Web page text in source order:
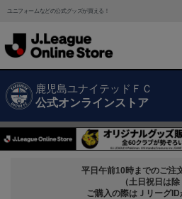
ユニフォームなどの公式グッズが買える！
鹿児島ユナイテッドＦＣ
公式オンラインストア
平日午前10時までのご注
（土日祝日は除
ご購入の際はＪリーグID